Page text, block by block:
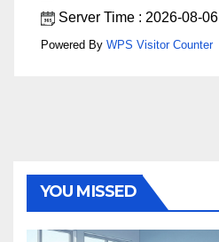
Server Time : 2026-08-06
Powered By WPS Visitor Counter
YOU MISSED